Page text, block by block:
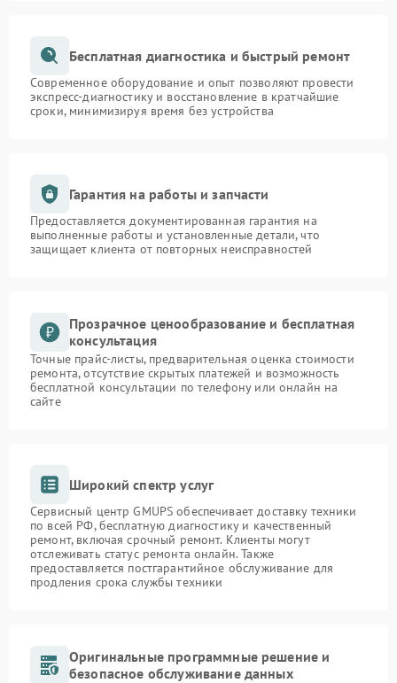
Бесплатная диагностика и быстрый ремонт
Современное оборудование и опыт позволяют провести
экспресс-диагностику и восстановление в кратчайшие
сроки, минимизируя время без устройства
Гарантия на работы и запчасти
Предоставляется документированная гарантия на
выполненные работы и установленные детали, что
защищает клиента от повторных неисправностей
Прозрачное ценообразование и бесплатная
консультация
Точные прайс-листы, предварительная оценка стоимости
ремонта, отсутствие скрытых платежей и возможность
бесплатной консультации по телефону или онлайн на
сайте
Широкий спектр услуг
Сервисный центр GMUPS обеспечивает доставку техники
по всей РФ, бесплатную диагностику и качественный
ремонт, включая срочный ремонт. Клиенты могут
отслеживать статус ремонта онлайн. Также
предоставляется постгарантийное обслуживание для
продления срока службы техники
Оригинальные программные решение и
безопасное обслуживание данных